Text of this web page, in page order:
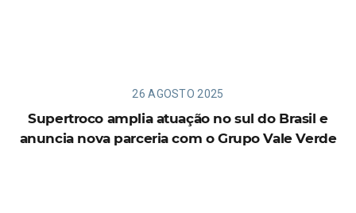
26 AGOSTO 2025
Supertroco amplia atuação no sul do Brasil e
anuncia nova parceria com o Grupo Vale Verde